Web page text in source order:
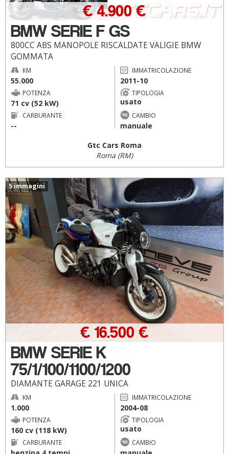
BMW SERIE F GS
800CC ABS MANOPOLE RISCALDATE VALIGIE BMW
GOMMATA
€ 4.900 €
KM
55.000
IMMATRICOLAZIONE
2011-10
POTENZA
71 cv (52 kW)
TIPOLOGIA
usato
CARBURANTE
--
CAMBIO
manuale
Gtc Cars Roma
Roma (RM)
5 immagini
BMW SERIE K
75/1/100/1100/1200
DIAMANTE GARAGE 221 UNICA
€ 16.500 €
KM
1.000
IMMATRICOLAZIONE
2004-08
POTENZA
160 cv (118 kW)
TIPOLOGIA
usato
CARBURANTE CAMBIO